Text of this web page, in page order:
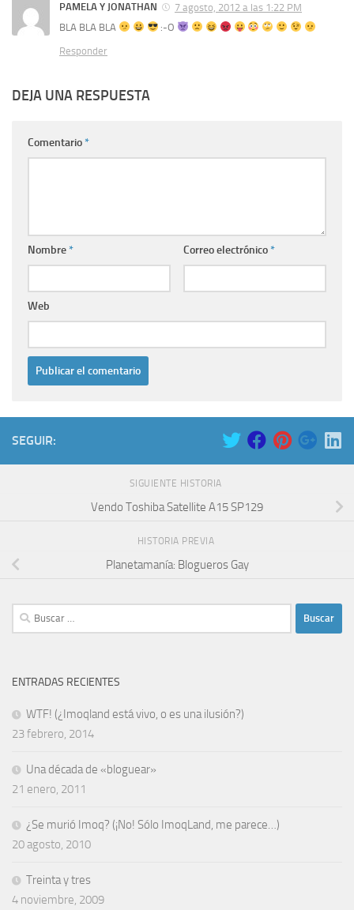
PAMELA Y JONATHAN
7 agosto, 2012 a las 1:22 PM
BLA BLA BLA
:-O
Responder
DEJA UNA RESPUESTA
Comentario*
Nombre* Correo electrónico*
Web
SEGUIR:
SIGUIENTE HISTORIA
Vendo Toshiba Satellite A15 SP129
HISTORIA PREVIA
Planetamanía: Blogueros Gay
Buscar:
ENTRADAS RECIENTES
WTF! (¿Imoqland está vivo, o es una ilusión?)
23 febrero, 2014
Una década de «bloguear»
21 enero, 2011
¿Se murió Imoq? (¡No! Sólo ImoqLand, me parece…)
20 agosto, 2010
Treinta y tres
4 noviembre, 2009